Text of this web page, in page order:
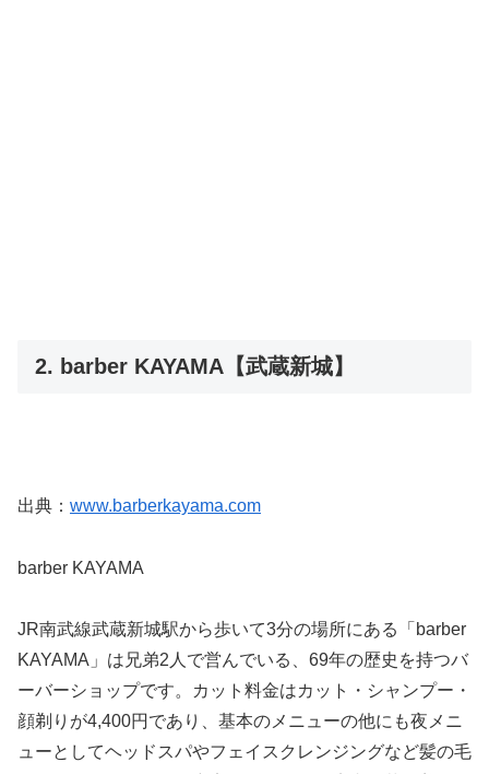
2. barber KAYAMA【武蔵新城】
出典： www.barberkayama.com
barber KAYAMA
JR南武線武蔵新城駅から歩いて3分の場所にある「barber
KAYAMA」は兄弟2人で営んでいる、69年の歴史を持つバ
ーバーショップです。カット料金はカット・シャンプー・
顔剃りが4,400円であり、基本のメニューの他にも夜メニ
ューとしてヘッドスパやフェイスクレンジングなど髪の毛